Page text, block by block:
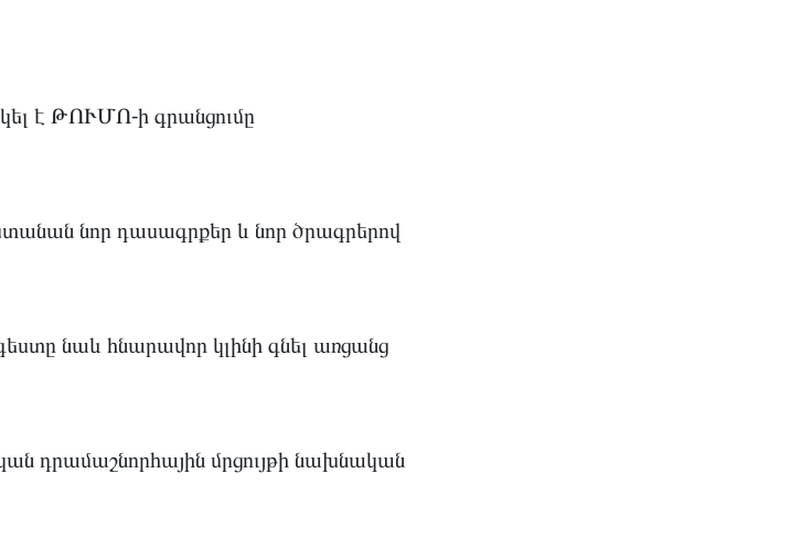
է ԹՈՒՄՈ-ի գրանցումը
նոր դասագրքեր և նոր ծրագրերով
նաև հնարավոր կլինի գնել առցանց
դրամաշնորհային մրցույթի նախնական